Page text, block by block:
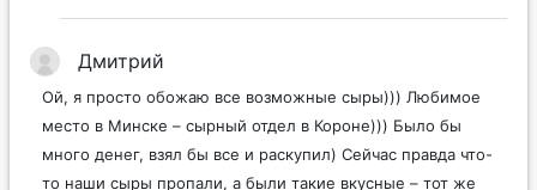
27.02.12 15:38
Дмитрий
Ой, я просто обожаю все возможные сыры))) Любимое
место в Минске – сырный отдел в Короне))) Было бы
много денег, взял бы все и раскупил) Сейчас правда что-